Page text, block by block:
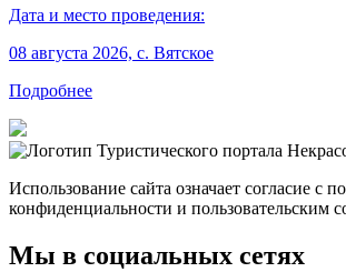
Дата и место проведения:
08 августа 2026, с. Вятское
Подробнее
Использование сайта означает согласие с
конфиденциальности и пользовательским
Мы в социальных сетях